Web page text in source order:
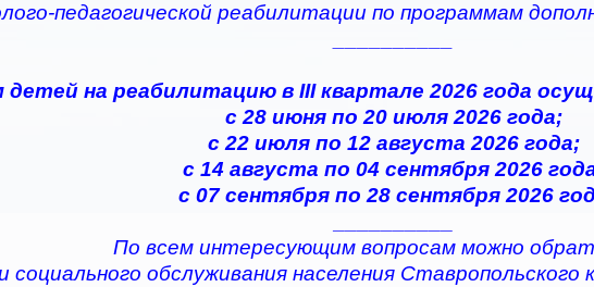
педагогической реабилитации по программам
детей на реабилитацию в III квартале 2026 года
с 28 июня по 20 июля 2026 года;
с 22 июля по 12 августа 2026 года;
с 14 августа по 04 сентября 2026
с 07 сентября по 28 сентября 2026
По всем интересующим вопросам можно
социального обслуживания населения